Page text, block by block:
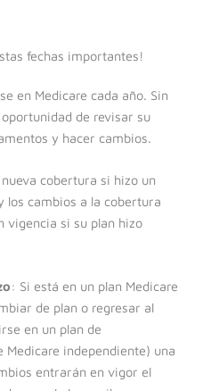
fechas importantes!
en Medicare cada año. Sin
de revisar su
y hacer cambios.
cobertura si hizo un
los cambios a la cobertura
vigencia si su plan hizo
: Si está en un plan Medicare
de plan o regresar al
en un plan de
Medicare independiente) una
entrarán en vigor el